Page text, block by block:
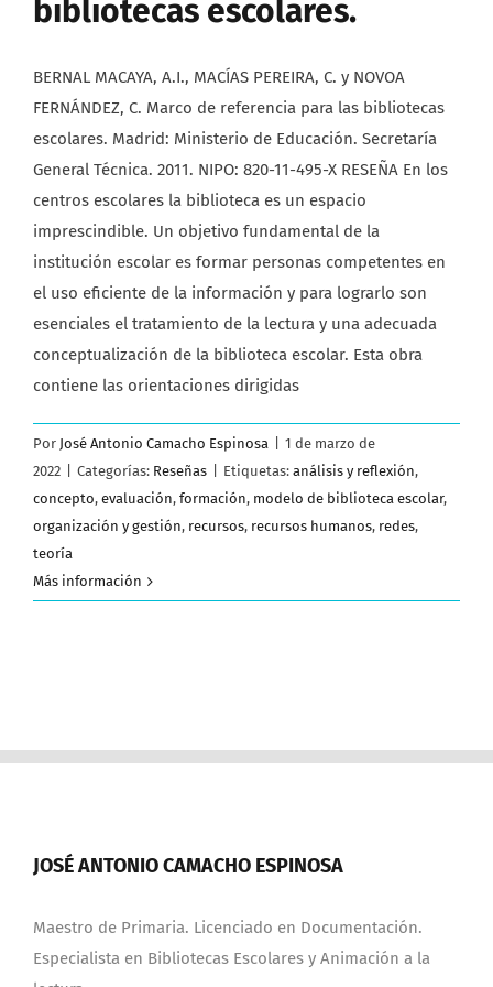
bibliotecas escolares.
BERNAL MACAYA, A.I., MACÍAS PEREIRA, C. y NOVOA
FERNÁNDEZ, C. Marco de referencia para las bibliotecas
escolares. Madrid: Ministerio de Educación. Secretaría
General Técnica. 2011. NIPO: 820-11-495-X RESEÑA En los
centros escolares la biblioteca es un espacio
imprescindible. Un objetivo fundamental de la
institución escolar es formar personas competentes en
el uso eficiente de la información y para lograrlo son
esenciales el tratamiento de la lectura y una adecuada
conceptualización de la biblioteca escolar. Esta obra
contiene las orientaciones dirigidas
Por José Antonio Camacho Espinosa
1 de marzo de
2022
Categorías: Reseñas Etiquetas: análisis y reflexión,
concepto, evaluación, formación, modelo de biblioteca escolar,
organización y gestión, recursos, recursos humanos, redes,
teoría
Más información
JOSÉ ANTONIO CAMACHO ESPINOSA
Maestro de Primaria. Licenciado en Documentación.
Especialista en Bibliotecas Escolares y Animación a la